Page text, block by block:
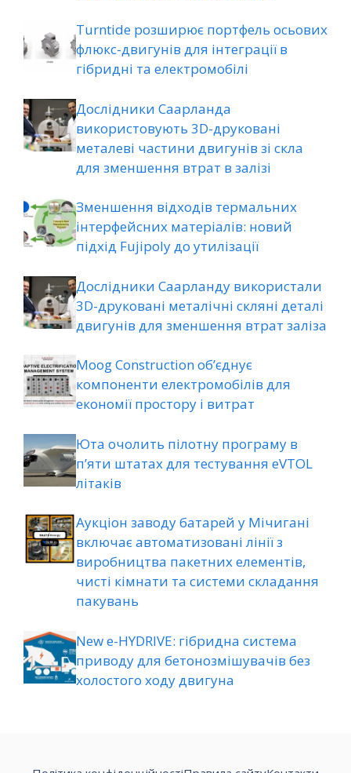
Turntide розширює портфель осьових
флюкс-двигунів для інтеграції в
гібридні та електромобілі
Дослідники Саарланда
використовують 3D-друковані
металеві частини двигунів зі скла
для зменшення втрат в залізі
Зменшення відходів термальних
інтерфейсних матеріалів: новий
підхід Fujipoly до утилізації
Дослідники Саарланду використали
3D-друковані металічні скляні деталі
двигунів для зменшення втрат заліза
Moog Construction об’єднує
компоненти електромобілів для
економії простору і витрат
Юта очолить пілотну програму в
п’яти штатах для тестування eVTOL
літаків
Аукціон заводу батарей у Мічигані
включає автоматизовані лінії з
виробництва пакетних елементів,
чисті кімнати та системи складання
пакувань
New e-HYDRIVE: гібридна система
приводу для бетонозмішувачів без
холостого ходу двигуна